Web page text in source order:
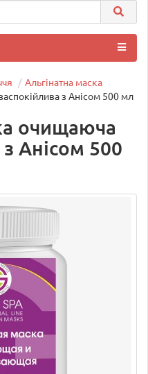
Альгінатна маска
з Анісом 500 мл
очищаюча
Анісом 500